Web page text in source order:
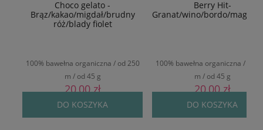
Choco gelato -
Brąz/kakao/migdał/brudny
róż/blady fiolet
100% bawełna organiczna / od 250
m / od 45 g
20,00 zł
DO KOSZYKA
Berry Hit-
Granat/wino/bordo/
100% bawełna organiczna / od
m / od 45 g
20,00 zł
DO KOSZYKA